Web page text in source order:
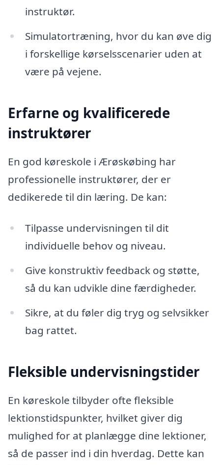
instruktør.
Simulatortræning, hvor du kan øve dig
i forskellige kørselsscenarier uden at
være på vejene.
Erfarne og kvalificerede
instruktører
En god køreskole i Ærøskøbing har
professionelle instruktører, der er
dedikerede til din læring. De kan:
Tilpasse undervisningen til dit
individuelle behov og niveau.
Give konstruktiv feedback og støtte,
så du kan udvikle dine færdigheder.
Sikre, at du føler dig tryg og selvsikker
bag rattet.
Fleksible undervisningstider
En køreskole tilbyder ofte fleksible
lektionstidspunkter, hvilket giver dig
mulighed for at planlægge dine lektioner,
så de passer ind i din hverdag. Dette kan